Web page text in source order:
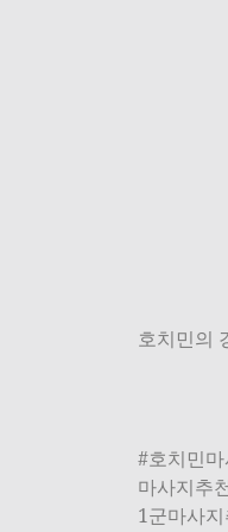
호치민의
#호치민
마사지추
1군마사